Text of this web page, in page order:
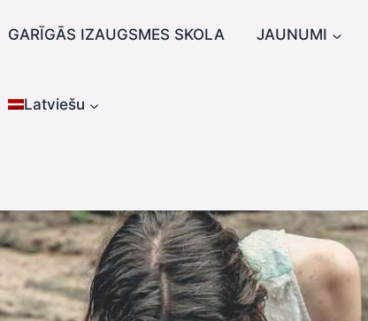
GARĪGĀS IZAUGSMES SKOLA JAUNUMI
Latviešu